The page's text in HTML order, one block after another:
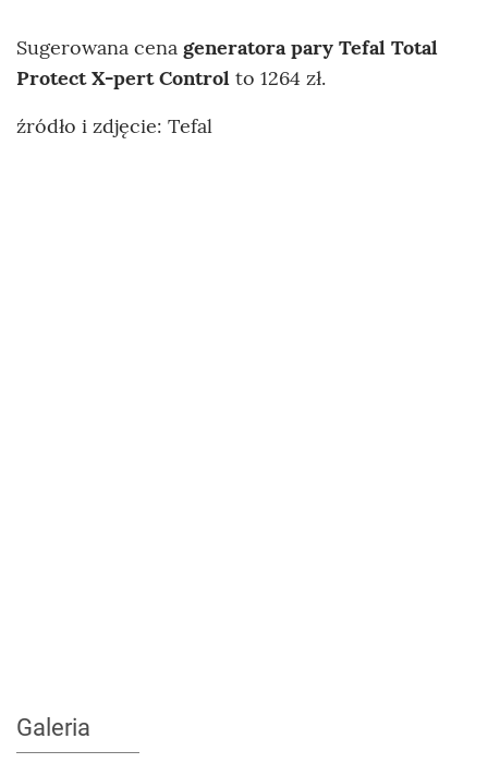
Sugerowana cena generatora pary Tefal Total
Protect X-pert Control to 1264 zł.
źródło i zdjęcie: Tefal
Galeria